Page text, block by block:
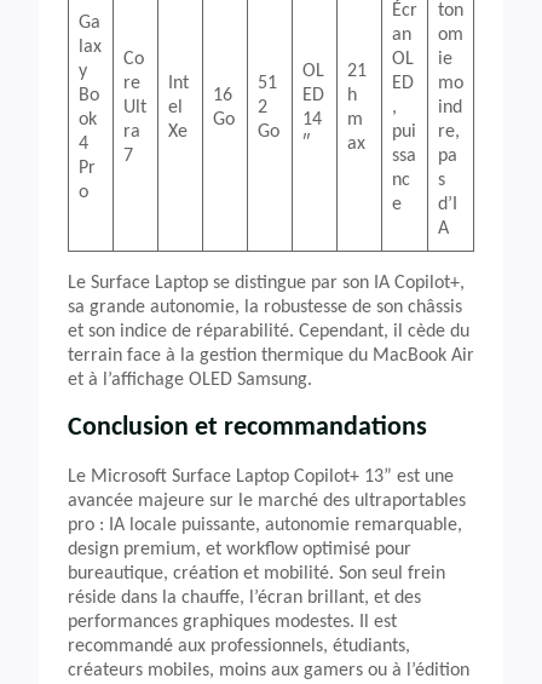
Ga
lax
y
Bo
ok
4
Pr
o
Co
re
Ult
ra
7
Int
el
Xe
16
Go
51
2
Go
OL
ED
14
″
21
h
m
ax
Écr
an
OL
ED
,
pui
ssa
nc
e
ton
om
ie
mo
ind
re,
pa
s
d’I
A
Le Surface Laptop se distingue par son IA Copilot+,
sa grande autonomie, la robustesse de son châssis
et son indice de réparabilité. Cependant, il cède du
terrain face à la gestion thermique du MacBook Air
et à l’affichage OLED Samsung.
Conclusion et recommandations
Le Microsoft Surface Laptop Copilot+ 13” est une
avancée majeure sur le marché des ultraportables
pro : IA locale puissante, autonomie remarquable,
design premium, et workflow optimisé pour
bureautique, création et mobilité. Son seul frein
réside dans la chauffe, l’écran brillant, et des
performances graphiques modestes. Il est
recommandé aux professionnels, étudiants,
créateurs mobiles, moins aux gamers ou à l’édition